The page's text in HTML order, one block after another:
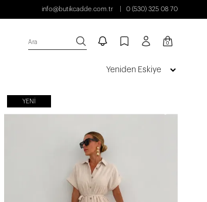
info@butikcadde.com.tr 0 (530) 325 08 70
Ara 0
YENI